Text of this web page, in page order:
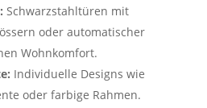
Schwarzstahltüren mit
oder automatischer
Wohnkomfort.
Individuelle Designs wie
oder farbige Rahmen.